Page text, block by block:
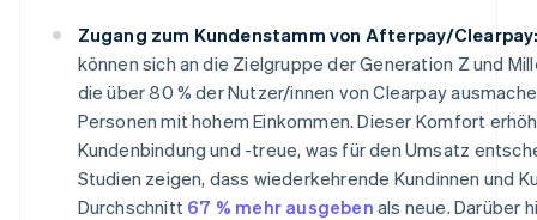
Zugang zum Kundenstamm von Afterpay/
können sich an die Zielgruppe der Generation Z und
die über 80 % der Nutzer/innen von Clearpay
Personen mit hohem Einkommen. Dieser Komfort
Kundenbindung und -treue, was für den Umsatz
Studien zeigen, dass wiederkehrende Kundinnen und
Durchschnitt 67 % mehr ausgeben als neue. Darüber